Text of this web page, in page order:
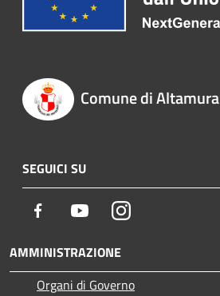
Comune di Altamura
SEGUICI SU
Facebook YoutubeInstagram
AMMINISTRAZIONE
Organi di Governo